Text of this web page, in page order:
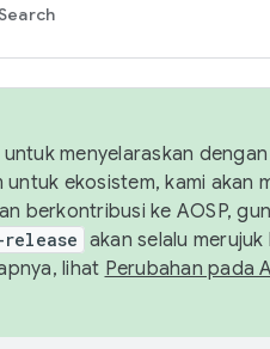
menyelaraskan
ekosistem, kami akan
berkontribusi ke AOSP,
akan selalu
lihat Perubahan pada